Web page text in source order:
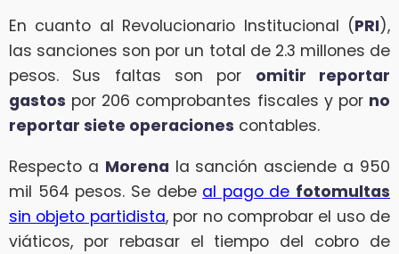
En cuanto al Revolucionario Institucional (PRI),
las sanciones son por un total de 2.3 millones de
pesos. Sus faltas son por omitir reportar
gastos por 206 comprobantes fiscales y por no
reportar siete operaciones contables.
Respecto a Morena la sanción asciende a 950
mil 564 pesos. Se debe al pago de fotomultas
sin objeto partidista, por no comprobar el uso de
viáticos, por rebasar el tiempo del cobro de